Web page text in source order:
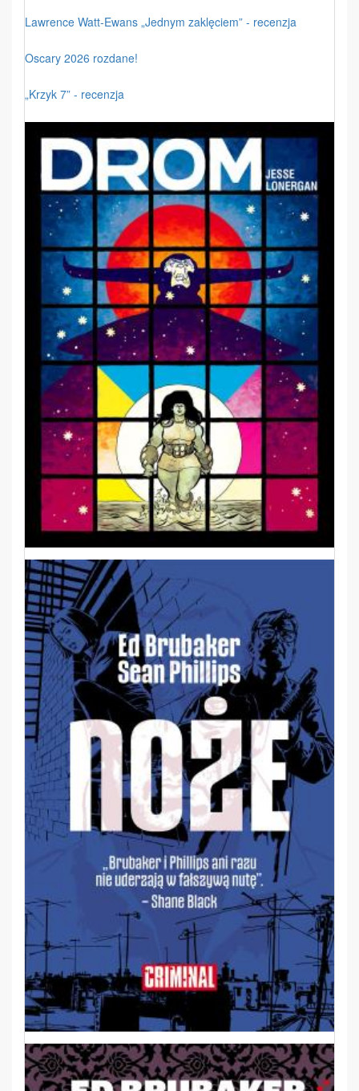
Lawrence Watt-Ewans „Jednym zaklęciem” - recenzja
Oscary 2026 rozdane!
„Krzyk 7” - recenzja